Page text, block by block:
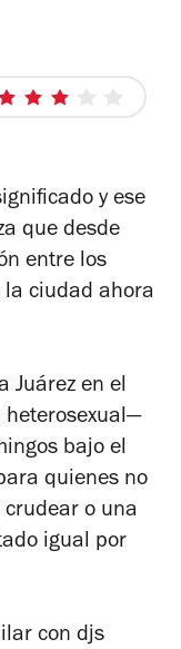
3
estrellas
y ese
que desde
entre los
ciudad ahora
Juárez en el
bajo el
quienes no
o una
igual por
con djs